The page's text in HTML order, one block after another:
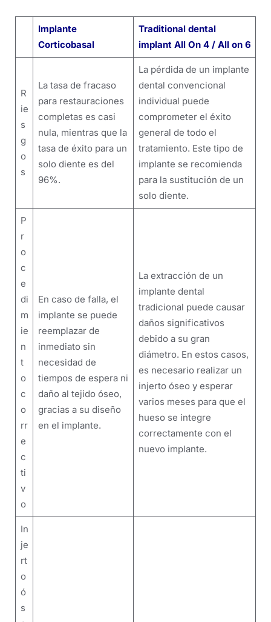
Implante
Corticobasal
Traditional dental
implant All On 4 / All on 6
R
ie
s
g
o
s
La tasa de fracaso
para restauraciones
completas es casi
nula, mientras que la
tasa de éxito para un
solo diente es del
96%.
La pérdida de un implante
dental convencional
individual puede
comprometer el éxito
general de todo el
tratamiento. Este tipo de
implante se recomienda
para la sustitución de un
solo diente.
P
r
o
c
e
di
m
ie
n
t
o
c
o
rr
e
c
ti
v
o
En caso de falla, el
implante se puede
reemplazar de
inmediato sin
necesidad de
tiempos de espera ni
daño al tejido óseo,
gracias a su diseño
en el implante.
La extracción de un
implante dental
tradicional puede causar
daños significativos
debido a su gran
diámetro. En estos casos,
es necesario realizar un
injerto óseo y esperar
varios meses para que el
hueso se integre
correctamente con el
nuevo implante.
In
je
rt
o
ó
s